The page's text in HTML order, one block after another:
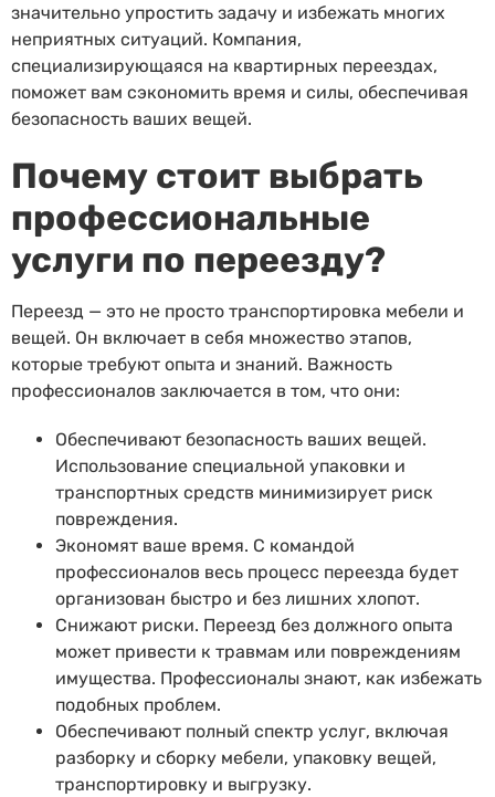
значительно упростить задачу и избежать многих
неприятных ситуаций. Компания,
специализирующаяся на квартирных переездах,
поможет вам сэкономить время и силы, обеспечивая
безопасность ваших вещей.
Почему стоит выбрать
профессиональные
услуги по переезду?
Переезд — это не просто транспортировка мебели и
вещей. Он включает в себя множество этапов,
которые требуют опыта и знаний. Важность
профессионалов заключается в том, что они:
Обеспечивают безопасность ваших вещей.
Использование специальной упаковки и
транспортных средств минимизирует риск
повреждения.
Экономят ваше время. С командой
профессионалов весь процесс переезда будет
организован быстро и без лишних хлопот.
Снижают риски. Переезд без должного опыта
может привести к травмам или повреждениям
имущества. Профессионалы знают, как избежать
подобных проблем.
Обеспечивают полный спектр услуг, включая
разборку и сборку мебели, упаковку вещей,
транспортировку и выгрузку.